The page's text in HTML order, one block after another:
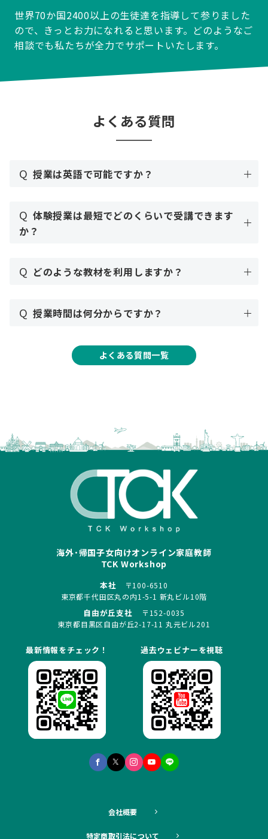
世界70か国2400以上の生徒達を指導して参りました
ので、きっとお力になれると思います。どのようなご
相談でも私たちが全力でサポートいたします。
よくある質問
Q 授業は英語で可能ですか？
Q 体験授業は最短でどのくらいで受講できます
か？
Q どのような教材を利用しますか？
Q 授業時間は何分からですか？
よくある質問一覧
海外･帰国子女向けオンライン家庭教師
TCK Workshop
本社
〒100-6510
東京都千代田区丸の内1-5-1 新丸ビル10階
自由が丘支社
〒152-0035
東京都目黒区自由が丘2-17-11 丸元ビル201
最新情報をチェック！ 過去ウェビナーを視聴
会社概要
特定商取引法について